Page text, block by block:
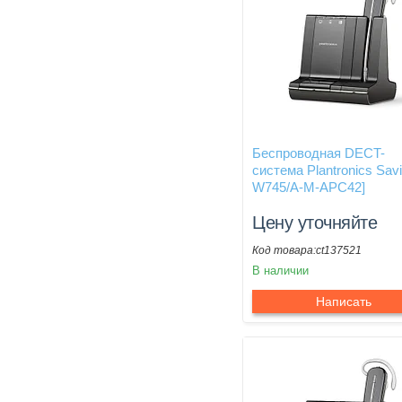
Беспроводная DECT-
система Plantronics
W745/A-M-APС42]
Цену уточняйте
ct137521
В наличии
Написать